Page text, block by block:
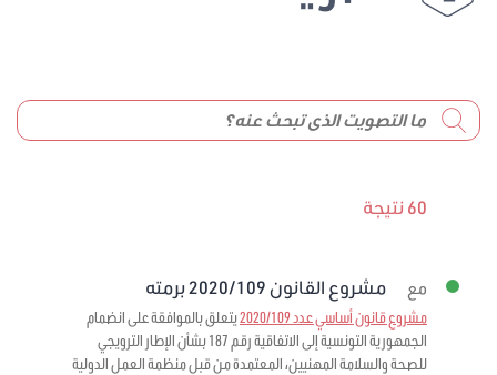
60 نتيجة
مع مشروع القانون 2020/109 برمته
مشروع قانون أساسي عدد 2020/109
يتعلق بالموافقة على انضمام
الجمهورية التونسية إلى الاتفاقية رقم 187 بشأن الإطار الترويجي
للصحة والسلامة المهنيين، المعتمدة من قبل منظمة العمل الدولية